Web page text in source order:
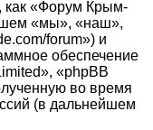
как «Форум Крым-
«мы», «наш»,
forum») и
обеспечение
«phpBB
во время
(в дальнейшем